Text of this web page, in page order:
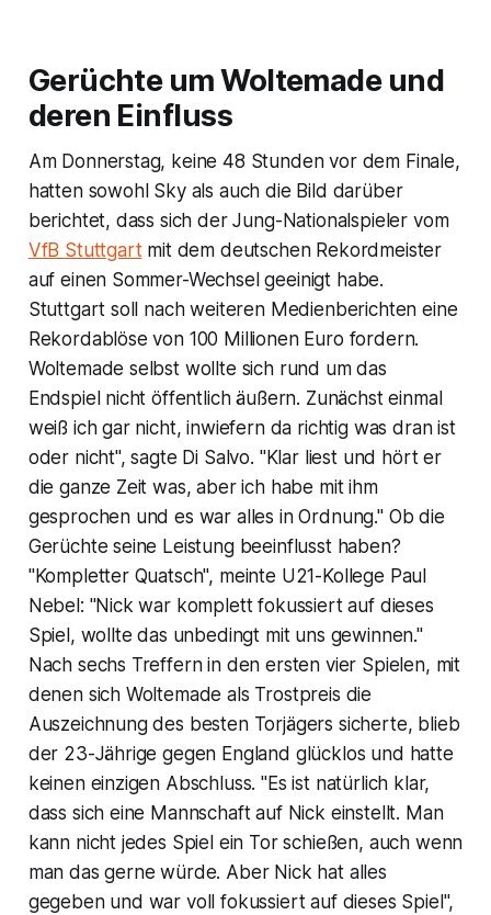
Gerüchte um Woltemade und
deren Einfluss
Am Donnerstag, keine 48 Stunden vor dem Finale,
hatten sowohl Sky als auch die Bild darüber
berichtet, dass sich der Jung-Nationalspieler vom
VfB Stuttgartmit dem deutschen Rekordmeister
auf einen Sommer-Wechsel geeinigt habe.
Stuttgart soll nach weiteren Medienberichten eine
Rekordablöse von 100 Millionen Euro fordern.
Woltemade selbst wollte sich rund um das
Endspiel nicht öffentlich äußern. Zunächst einmal
weiß ich gar nicht, inwiefern da richtig was dran ist
oder nicht", sagte Di Salvo. "Klar liest und hört er
die ganze Zeit was, aber ich habe mit ihm
gesprochen und es war alles in Ordnung." Ob die
Gerüchte seine Leistung beeinflusst haben?
"Kompletter Quatsch", meinte U21-Kollege Paul
Nebel: "Nick war komplett fokussiert auf dieses
Spiel, wollte das unbedingt mit uns gewinnen."
Nach sechs Treffern in den ersten vier Spielen, mit
denen sich Woltemade als Trostpreis die
Auszeichnung des besten Torjägers sicherte, blieb
der 23-Jährige gegen England glücklos und hatte
keinen einzigen Abschluss. "Es ist natürlich klar,
dass sich eine Mannschaft auf Nick einstellt. Man
kann nicht jedes Spiel ein Tor schießen, auch wenn
man das gerne würde. Aber Nick hat alles
gegeben und war voll fokussiert auf dieses Spiel",